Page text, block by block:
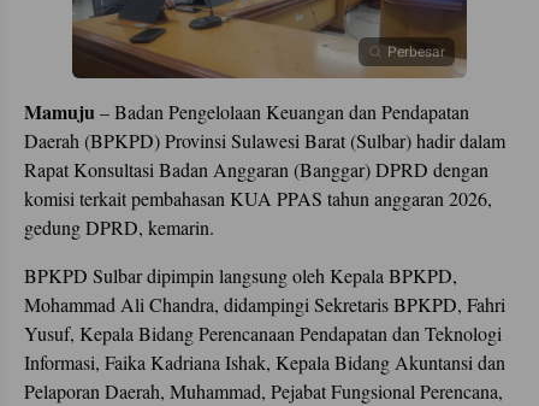
Perbesar
Mamuju– Badan Pengelolaan Keuangan dan Pendapatan
Daerah (BPKPD) Provinsi Sulawesi Barat (Sulbar) hadir dalam
Rapat Konsultasi Badan Anggaran (Banggar) DPRD dengan
komisi terkait pembahasan KUA PPAS tahun anggaran 2026,
gedung DPRD, kemarin.
BPKPD Sulbar dipimpin langsung oleh Kepala BPKPD,
Mohammad Ali Chandra, didampingi Sekretaris BPKPD, Fahri
Yusuf, Kepala Bidang Perencanaan Pendapatan dan Teknologi
Informasi, Faika Kadriana Ishak, Kepala Bidang Akuntansi dan
Pelaporan Daerah, Muhammad, Pejabat Fungsional Perencana,